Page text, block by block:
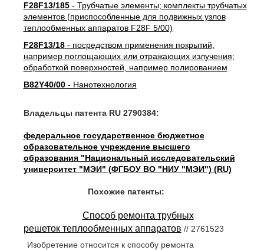
F28F13/185- Трубчатые элементы; комплекты трубчатых
элементов (приспособленные для подвижных узлов
теплообменных аппаратов F28F 5/00)
F28F13/18- посредством применения покрытий,
например поглощающих или отражающих излучения;
обработкой поверхностей, например полированием
B82Y40/00- Нанотехнология
Владельцы патента RU 2790384:
федеральное государственное бюджетное
образовательное учреждение высшего
образования "Национальный исследовательский
университет "МЭИ" (ФГБОУ ВО "НИУ "МЭИ") (RU)
Похожие патенты:
Способ ремонта трубных
решеток теплообменных аппаратов // 2761523
Изобретение относится к способу ремонта